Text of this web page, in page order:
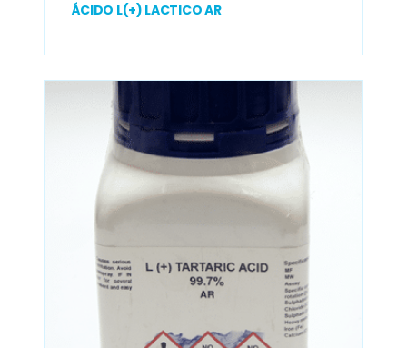
ÁCIDO L(+) LACTICO AR